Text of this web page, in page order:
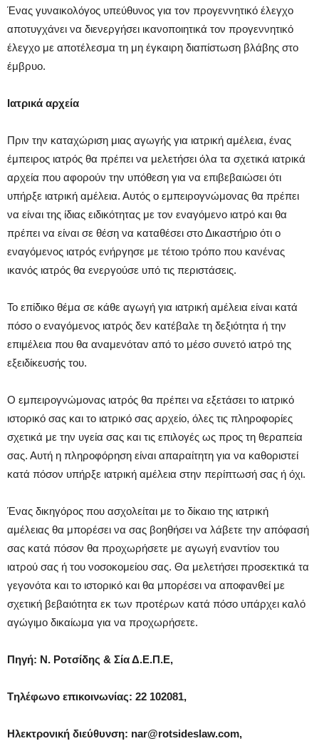
Ένας γυναικολόγος υπεύθυνος για τον προγεννητικό έλεγχο
αποτυγχάνει να διενεργήσει ικανοποιητικά τον προγεννητικό
έλεγχο με αποτέλεσμα τη μη έγκαιρη διαπίστωση βλάβης στο
έμβρυο.
Ιατρικά αρχεία
Πριν την καταχώριση μιας αγωγής για ιατρική αμέλεια, ένας
έμπειρος ιατρός θα πρέπει να μελετήσει όλα τα σχετικά ιατρικά
αρχεία που αφορούν την υπόθεση για να επιβεβαιώσει ότι
υπήρξε ιατρική αμέλεια. Αυτός ο εμπειρογνώμονας θα πρέπει
να είναι της ίδιας ειδικότητας με τον εναγόμενο ιατρό και θα
πρέπει να είναι σε θέση να καταθέσει στο Δικαστήριο ότι ο
εναγόμενος ιατρός ενήργησε με τέτοιο τρόπο που κανένας
ικανός ιατρός θα ενεργούσε υπό τις περιστάσεις.
Το επίδικο θέμα σε κάθε αγωγή για ιατρική αμέλεια είναι κατά
πόσο ο εναγόμενος ιατρός δεν κατέβαλε τη δεξιότητα ή την
επιμέλεια που θα αναμενόταν από το μέσο συνετό ιατρό της
εξειδίκευσής του.
Ο εμπειρογνώμονας ιατρός θα πρέπει να εξετάσει το ιατρικό
ιστορικό σας και το ιατρικό σας αρχείο, όλες τις πληροφορίες
σχετικά με την υγεία σας και τις επιλογές ως προς τη θεραπεία
σας. Αυτή η πληροφόρηση είναι απαραίτητη για να καθοριστεί
κατά πόσον υπήρξε ιατρική αμέλεια στην περίπτωσή σας ή όχι.
Ένας δικηγόρος που ασχολείται με το δίκαιο της ιατρική
αμέλειας θα μπορέσει να σας βοηθήσει να λάβετε την απόφασή
σας κατά πόσον θα προχωρήσετε με αγωγή εναντίον του
ιατρού σας ή του νοσοκομείου σας. Θα μελετήσει προσεκτικά τα
γεγονότα και το ιστορικό και θα μπορέσει να αποφανθεί με
σχετική βεβαιότητα εκ των προτέρων κατά πόσο υπάρχει καλό
αγώγιμο δικαίωμα για να προχωρήσετε.
Πηγή: Ν. Ροτσίδης & Σία Δ.Ε.Π.Ε,
Tηλέφωνο επικοινωνίας: 22 102081,
Ηλεκτρονική διεύθυνση: nar@rotsideslaw.com,